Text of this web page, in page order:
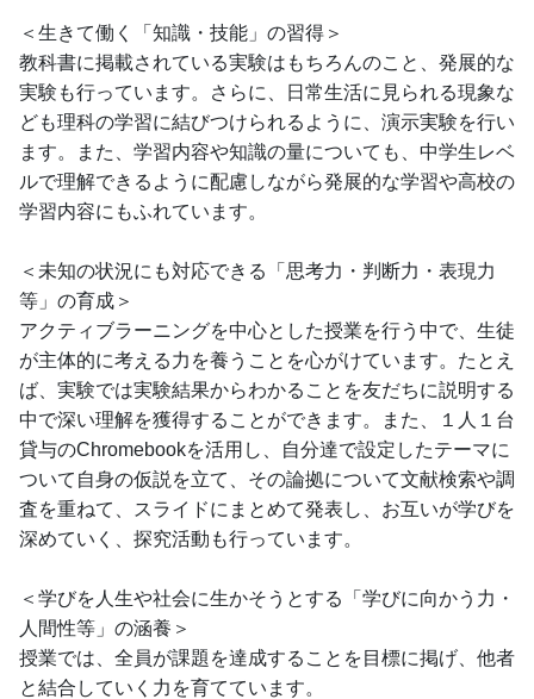
＜生きて働く「知識・技能」の習得＞
教科書に掲載されている実験はもちろんのこと、発展的な
実験も行っています。さらに、日常生活に見られる現象な
ども理科の学習に結びつけられるように、演示実験を行い
ます。また、学習内容や知識の量についても、中学生レベ
ルで理解できるように配慮しながら発展的な学習や高校の
学習内容にもふれています。
＜未知の状況にも対応できる「思考力・判断力・表現力
等」の育成＞
アクティブラーニングを中心とした授業を行う中で、生徒
が主体的に考える力を養うことを心がけています。たとえ
ば、実験では実験結果からわかることを友だちに説明する
中で深い理解を獲得することができます。また、１人１台
貸与のChromebookを活用し、自分達で設定したテーマに
ついて自身の仮説を立て、その論拠について文献検索や調
査を重ねて、スライドにまとめて発表し、お互いが学びを
深めていく、探究活動も行っています。
＜学びを人生や社会に生かそうとする「学びに向かう力・
人間性等」の涵養＞
授業では、全員が課題を達成することを目標に掲げ、他者
と結合していく力を育てています。